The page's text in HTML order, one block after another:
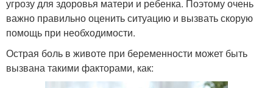
угрозу для здоровья матери и ребенка. Поэтому очень
важно правильно оценить ситуацию и вызвать скорую
помощь при необходимости.
Острая боль в животе при беременности может быть
вызвана такими факторами, как: